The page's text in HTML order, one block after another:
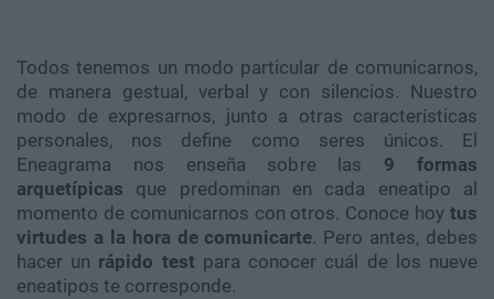
Todos tenemos un modo particular de comunicarnos,
de manera gestual, verbal y con silencios. Nuestro
modo de expresarnos, junto a otras características
personales, nos define como seres únicos. El
Eneagrama nos enseña sobre las 9 formas
arquetípicas que predominan en cada eneatipo al
momento de comunicarnos con otros. Conoce hoy tus
virtudes a la hora de comunicarte. Pero antes, debes
hacer un rápido test para conocer cuál de los nueve
eneatipos te corresponde.